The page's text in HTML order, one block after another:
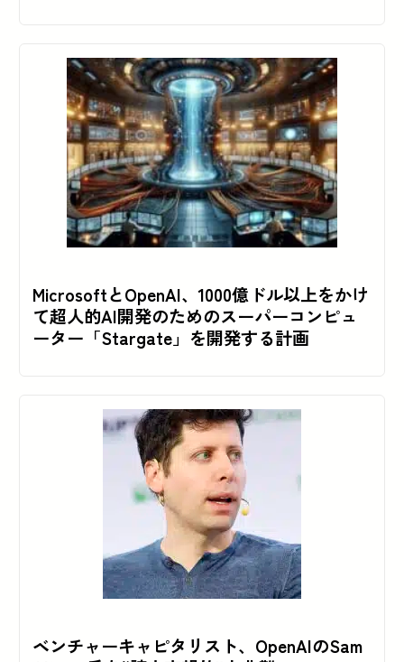
MicrosoftとOpenAI、1000億ドル以上をかけ
て超人的AI開発のためのスーパーコンピュ
ーター「Stargate」を開発する計画
ベンチャーキャピタリスト、OpenAIのSam